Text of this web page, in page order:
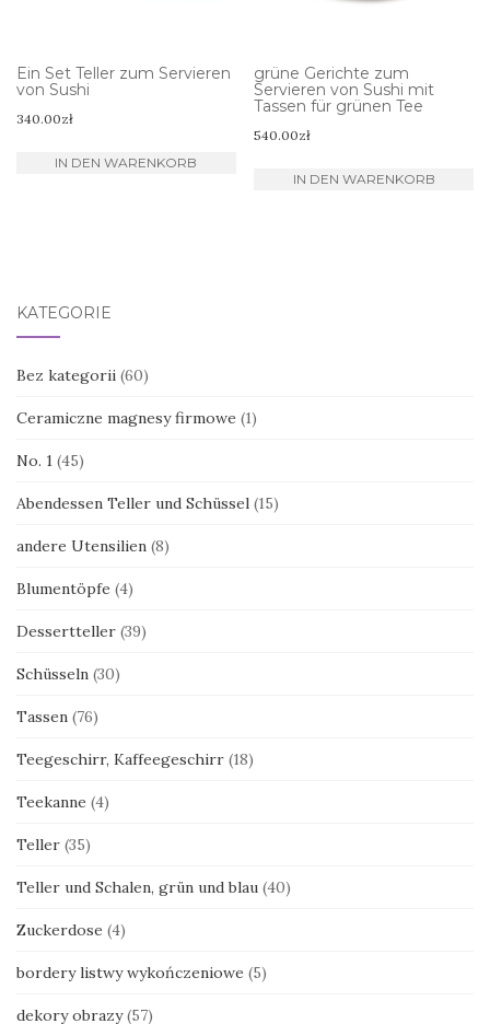
Ein Set Teller zum Servieren
von Sushi
340.00zł
IN DEN WARENKORB
grüne Gerichte zum
Servieren von Sushi mit
Tassen für grünen Tee
540.00zł
IN DEN WARENKORB
KATEGORIE
Bez kategorii (60)
Ceramiczne magnesy firmowe (1)
No. 1 (45)
Abendessen Teller und Schüssel (15)
andere Utensilien (8)
Blumentöpfe (4)
Dessertteller (39)
Schüsseln (30)
Tassen (76)
Teegeschirr, Kaffeegeschirr (18)
Teekanne (4)
Teller (35)
Teller und Schalen, grün und blau (40)
Zuckerdose (4)
bordery listwy wykończeniowe (5)
dekory obrazy (57)